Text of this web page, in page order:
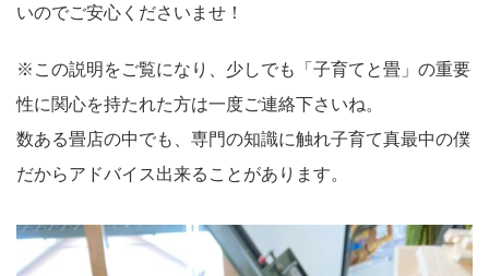
いのでご安心くださいませ！
※この説明をご覧になり、少しでも「子育てと畳」の重要
性に関心を持たれた方は一度ご連絡下さいね。
数ある畳店の中でも、専門の知識に触れ子育て真最中の僕
だからアドバイス出来ることがあります。